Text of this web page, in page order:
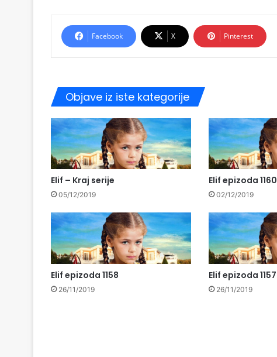
Facebook X Pinterest
Objave iz iste kategorije
Elif – Kraj serije
05/12/2019
Elif epizoda 1160
02/12/2019
Elif epizoda 1158
26/11/2019
Elif epizoda 1157
26/11/2019